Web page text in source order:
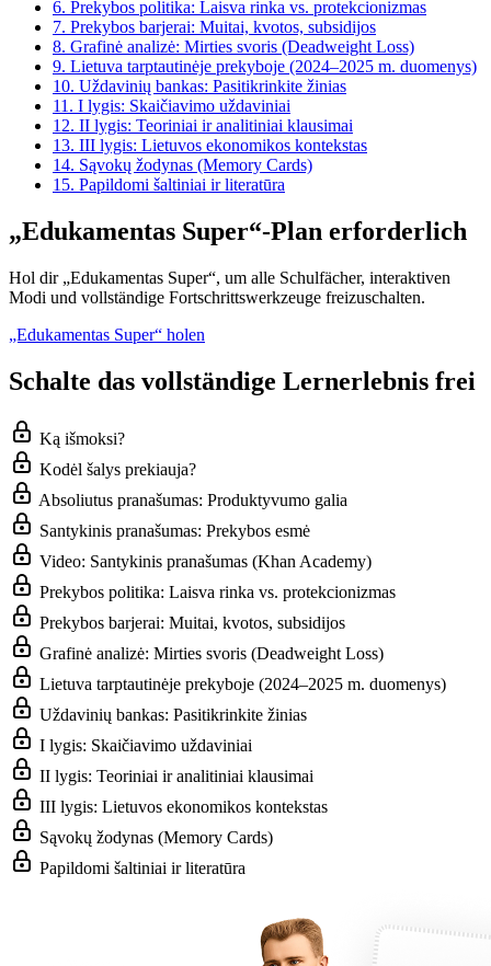
6. Prekybos politika: Laisva rinka vs. protekcionizmas
7. Prekybos barjerai: Muitai, kvotos, subsidijos
8. Grafinė analizė: Mirties svoris (Deadweight Loss)
9. Lietuva tarptautinėje prekyboje (2024–2025 m. duomenys)
10. Uždavinių bankas: Pasitikrinkite žinias
11. I lygis: Skaičiavimo uždaviniai
12. II lygis: Teoriniai ir analitiniai klausimai
13. III lygis: Lietuvos ekonomikos kontekstas
14. Sąvokų žodynas (Memory Cards)
15. Papildomi šaltiniai ir literatūra
„Edukamentas Super“-Plan erforderlich
Hol dir „Edukamentas Super“, um alle Schulfächer, interaktiven
Modi und vollständige Fortschrittswerkzeuge freizuschalten.
„Edukamentas Super“ holen
Schalte das vollständige Lernerlebnis frei
Ką išmoksi?
Kodėl šalys prekiauja?
Absoliutus pranašumas: Produktyvumo galia
Santykinis pranašumas: Prekybos esmė
Video: Santykinis pranašumas (Khan Academy)
Prekybos politika: Laisva rinka vs. protekcionizmas
Prekybos barjerai: Muitai, kvotos, subsidijos
Grafinė analizė: Mirties svoris (Deadweight Loss)
Lietuva tarptautinėje prekyboje (2024–2025 m. duomenys)
Uždavinių bankas: Pasitikrinkite žinias
I lygis: Skaičiavimo uždaviniai
II lygis: Teoriniai ir analitiniai klausimai
III lygis: Lietuvos ekonomikos kontekstas
Sąvokų žodynas (Memory Cards)
Papildomi šaltiniai ir literatūra